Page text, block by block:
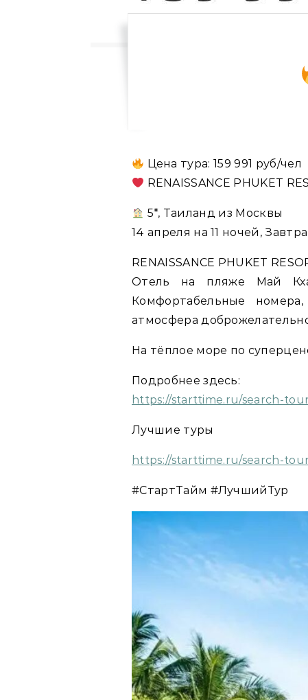
Цена тура: 159 991 руб/чел
RENAISSANCE PHUKET
5*, Таиланд из Москвы
14 апреля на 11 ночей,
RENAISSANCE PHUKET
Отель на пляже Май
Комфортабельные
атмосфера
На тёплое море по
Подробнее здесь:
https://starttime.ru/search-
Лучшие туры
https://starttime.ru/search-
#СтартТайм #ЛучшийТур